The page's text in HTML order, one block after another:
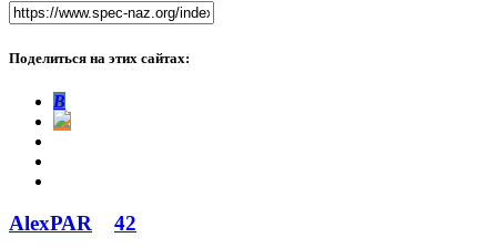
Поделиться на этих сайтах:
В
AlexРАR 42